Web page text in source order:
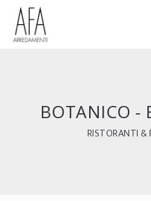
BOTANICO -
RISTORANTI &